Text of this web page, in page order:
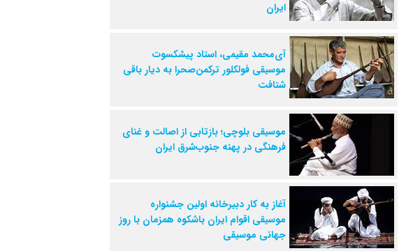
ایران
آی‌محمد مقیمی، استاد پیشکسوت
موسیقی فولکلور ترکمن‌صحرا به دیار باقی
شتافت
موسیقی بلوچی؛ بازتابی از اصالت و غنای
فرهنگی در پهنه جنوب‌شرق ایران
آغاز به کار دبیرخانه اولین جشنواره
موسیقی اقوام ایران باشکوه همزمان با روز
جهانی موسیقی